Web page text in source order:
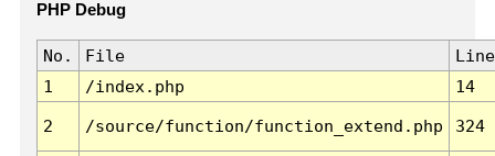
PHP Debug
No. File
Line
1
/index.php 14
2 /source/function/function_extend.php 324